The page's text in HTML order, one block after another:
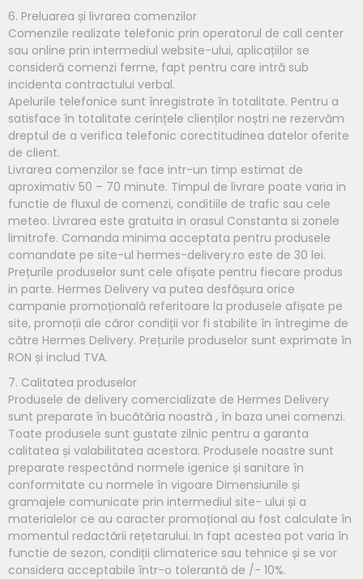
6. Preluarea și livrarea comenzilor
Comenzile realizate telefonic prin operatorul de call center
sau online prin intermediul website-ului, aplicațiilor se
consideră comenzi ferme, fapt pentru care intră sub
incidenta contractului verbal.
Apelurile telefonice sunt înregistrate în totalitate. Pentru a
satisface în totalitate cerințele clienților noștri ne rezervăm
dreptul de a verifica telefonic corectitudinea datelor oferite
de client.
Livrarea comenzilor se face intr-un timp estimat de
aproximativ 50 – 70 minute. Timpul de livrare poate varia in
functie de fluxul de comenzi, conditiile de trafic sau cele
meteo. Livrarea este gratuita in orasul Constanta si zonele
limitrofe. Comanda minima acceptata pentru produsele
comandate pe site-ul hermes-delivery.ro este de 30 lei.
Prețurile produselor sunt cele afișate pentru fiecare produs
in parte. Hermes Delivery va putea desfășura orice
campanie promoțională referitoare la produsele afișate pe
site, promoții ale căror condiții vor fi stabilite în întregime de
către Hermes Delivery. Prețurile produselor sunt exprimate în
RON și includ TVA.
7. Calitatea produselor
Produsele de delivery comercializate de Hermes Delivery
sunt preparate în bucătăria noastră , în baza unei comenzi.
Toate produsele sunt gustate zilnic pentru a garanta
calitatea și valabilitatea acestora. Produsele noastre sunt
preparate respectând normele igenice și sanitare în
conformitate cu normele în vigoare Dimensiunile și
gramajele comunicate prin intermediul site- ului și a
materialelor ce au caracter promoțional au fost calculate în
momentul redactării rețetarului. In fapt acestea pot varia în
functie de sezon, condiții climaterice sau tehnice și se vor
considera acceptabile într-o tolerantă de /- 10%.